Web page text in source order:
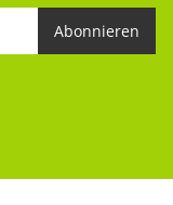
Abonnieren